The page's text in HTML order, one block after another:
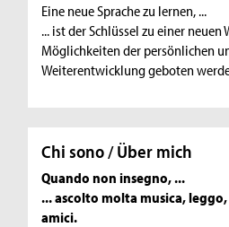
Eine neue Sprache zu lernen, ...
... ist der Schlüssel zu einer neuen
Möglichkeiten der persönlichen
Weiterentwicklung geboten
Chi sono / Über mich
Quando non insegno, ...
... ascolto molta musica,
amici.